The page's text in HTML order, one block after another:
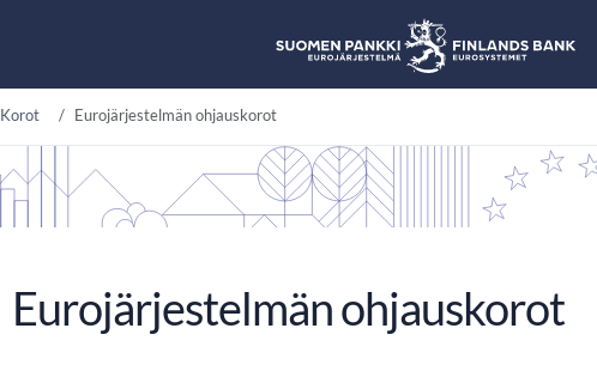
Korot Eurojärjestelmän ohjauskorot
Eurojärjestelmän ohjauskorot